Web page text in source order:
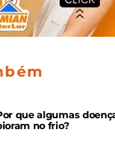
que algumas
no frio?